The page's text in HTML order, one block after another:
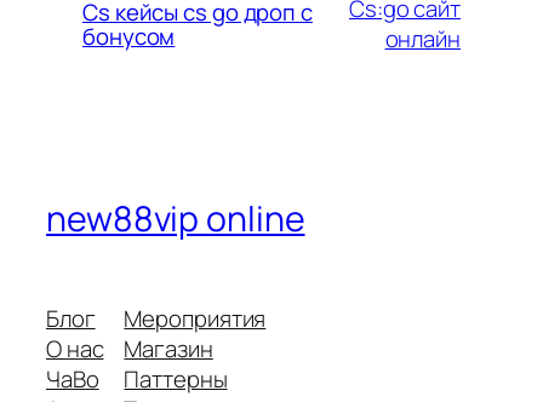
Cs кейсы cs go дроп с
бонусом
Cs:go сайт
онлайн
new88vip online
Блог
О нас
ЧаВо
Мероприятия
Магазин
Паттерны